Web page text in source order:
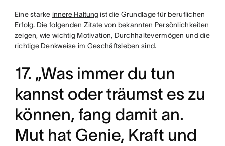
Eine starke innere Haltung ist die Grundlage für beruflichen
Erfolg. Die folgenden Zitate von bekannten Persönlichkeiten
zeigen, wie wichtig Motivation, Durchhaltevermögen und die
richtige Denkweise im Geschäftsleben sind.
17. „Was immer du tun
kannst oder träumst es zu
können, fang damit an.
Mut hat Genie, Kraft und